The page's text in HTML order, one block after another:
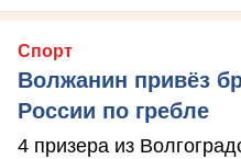
Спорт
Волжанин привёз
России по гребле
4 призера из